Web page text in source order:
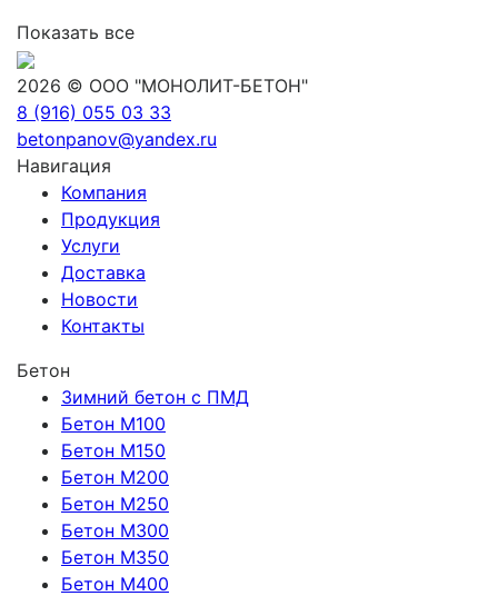
Показать все
2026 © ООО "МОНОЛИТ-БЕТОН"
8 (916) 055 03 33
betonpanov@yandex.ru
Навигация
Компания
Продукция
Услуги
Доставка
Новости
Контакты
Бетон
Зимний бетон с ПМД
Бетон М100
Бетон М150
Бетон М200
Бетон М250
Бетон М300
Бетон М350
Бетон М400